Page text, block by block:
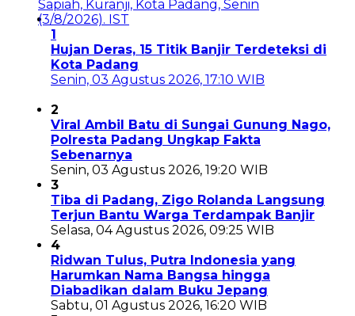
1
Hujan Deras, 15 Titik Banjir Terdeteksi di
Kota Padang
Senin, 03 Agustus 2026, 17:10 WIB
2
Viral Ambil Batu di Sungai Gunung Nago,
Polresta Padang Ungkap Fakta
Sebenarnya
Senin, 03 Agustus 2026, 19:20 WIB
3
Tiba di Padang, Zigo Rolanda Langsung
Terjun Bantu Warga Terdampak Banjir
Selasa, 04 Agustus 2026, 09:25 WIB
4
Ridwan Tulus, Putra Indonesia yang
Harumkan Nama Bangsa hingga
Diabadikan dalam Buku Jepang
Sabtu, 01 Agustus 2026, 16:20 WIB